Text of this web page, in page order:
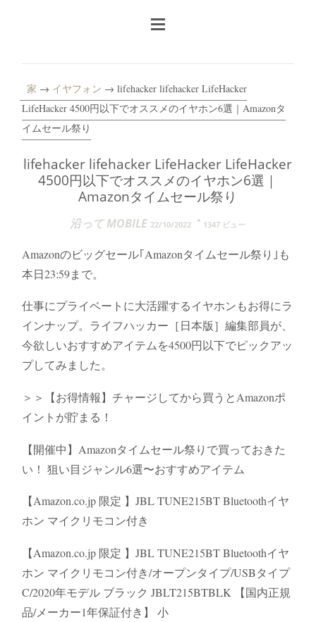
家 → イヤフォン → lifehacker lifehacker LifeHacker
LifeHacker 4500円以下でオススメのイヤホン6選｜Amazonタ
イムセール祭り
lifehacker lifehacker LifeHacker LifeHacker
4500円以下でオススメのイヤホン6選｜
Amazonタイムセール祭り
沿って MOBILE 22/10/2022 1347 ビュー
Amazonのビッグセール｢Amazonタイムセール祭り｣も
本日23:59まで。
仕事にプライベートに大活躍するイヤホンもお得にラ
インナップ。ライフハッカー［日本版］編集部員が、
今欲しいおすすめアイテムを4500円以下でピックアッ
プしてみました。
＞＞【お得情報】チャージしてから買うとAmazonポ
イントが貯まる！
【開催中】Amazonタイムセール祭りで買っておきた
い！ 狙い目ジャンル6選〜おすすめアイテム
【Amazon.co.jp 限定 】JBL TUNE215BT Bluetoothイヤ
ホン マイクリモコン付き
【Amazon.co.jp 限定 】JBL TUNE215BT Bluetoothイヤ
ホン マイクリモコン付き/オープンタイプ/USBタイプ
C/2020年モデル ブラック JBLT215BTBLK 【国内正規
品/メーカー1年保証付き】 小